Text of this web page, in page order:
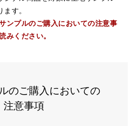
す。
ンプルのご購入においての注意事
みください。
のご購入においての
注意事項